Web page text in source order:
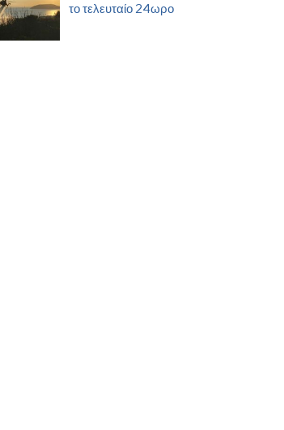
το τελευταίο 24ωρο